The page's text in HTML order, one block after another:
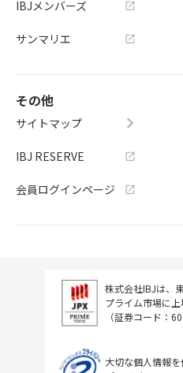
IBJメンバーズ
サンマリエ
その他
サイトマップ
IBJ RESERVE
会員ログインページ
株式会社IBJは、
プライム市場に上
（証券コード：
大切な個人情報